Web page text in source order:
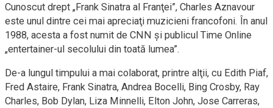
Cunoscut drept „Frank Sinatra al Franţei”, Charles Aznavour
este unul dintre cei mai apreciaţi muzicieni francofoni. În anul
1988, acesta a fost numit de CNN şi publicul Time Online
„entertainer-ul secolului din toată lumea”.
De-a lungul timpului a mai colaborat, printre alţii, cu Edith Piaf,
Fred Astaire, Frank Sinatra, Andrea Bocelli, Bing Crosby, Ray
Charles, Bob Dylan, Liza Minnelli, Elton John, Jose Carreras,